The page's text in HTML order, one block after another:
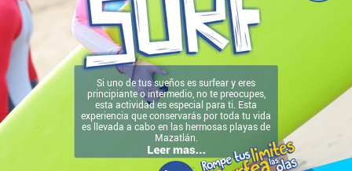
Si uno de tus sueños es surfear y eres
principiante o intermedio, no te preocupes,
esta actividad es especial para ti. Esta
experiencia que conservarás por toda tu vida
es llevada a cabo en las hermosas playas de
Mazatlán.